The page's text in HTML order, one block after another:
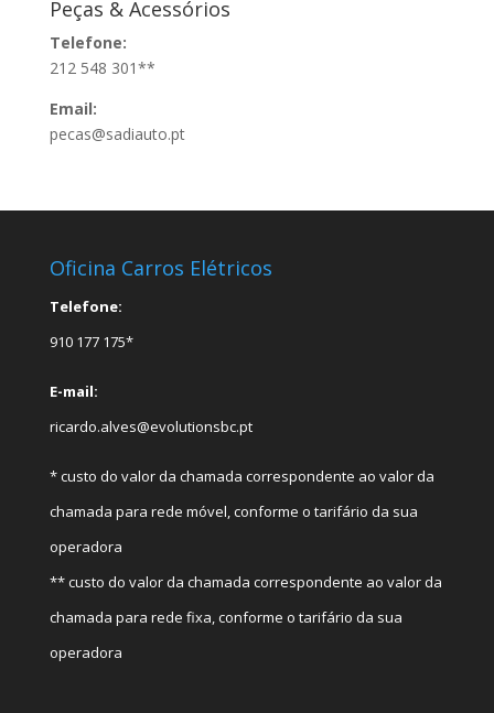
Peças & Acessórios
Telefone:
212 548 301**
Email:
pecas@sadiauto.pt
Oficina Carros Elétricos
Telefone:
910 177 175*
E-mail:
ricardo.alves@evolutionsbc.pt
* custo do valor da chamada correspondente ao valor da
chamada para rede móvel, conforme o tarifário da sua
operadora
** custo do valor da chamada correspondente ao valor da
chamada para rede fixa, conforme o tarifário da sua
operadora